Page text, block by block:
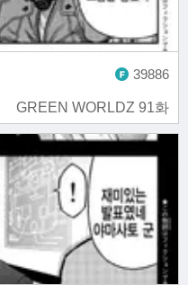
GREEN WORLDZ 91화
39886